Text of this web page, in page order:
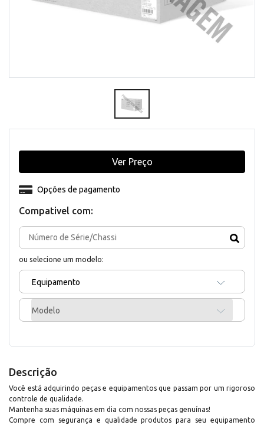
Compativel com:
ou selecione um modelo:
Equipamento
Modelo
Opções de pagamento
Ver Preço
Descrição
Você está adquirindo peças e equipamentos que passam por um rigoroso
controle de qualidade.
Mantenha suas máquinas em dia com nossas peças genuínas!
Compre com segurança e qualidade produtos para seu equipamento